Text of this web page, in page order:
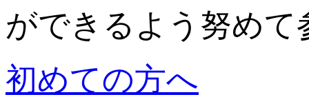
ができるよう努めて
初めての方へ